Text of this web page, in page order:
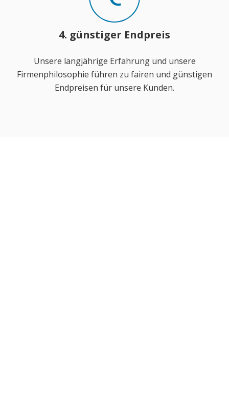
4. günstiger Endpreis
Unsere langjährige Erfahrung und unsere
Firmenphilosophie führen zu fairen und günstigen
Endpreisen für unsere Kunden.